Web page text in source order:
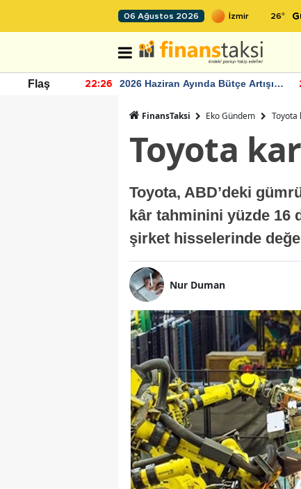
06 Ağustos 2026 26°
Flaş 22:26
2026 Haziran Ayında Bütçe Artışı
FinansTaksi Eko Gündem Toyota
Toyota
Toyota, ABD’deki
kâr tahminini yüzde 16
şirket hisselerinde
Nur Duman